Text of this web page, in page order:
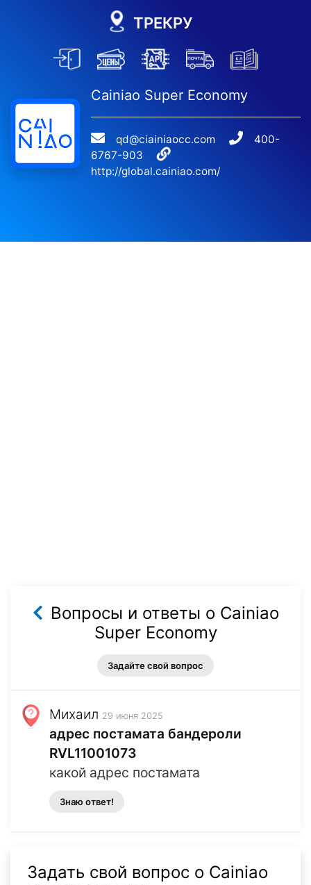
ТРЕКРУ
Cainiao Super Economy
qd@ciainiaocc.com
400-
6767-903
http://global.cainiao.com/
Вопросы и ответы о Cainiao
Super Economy
Задайте свой вопрос
Михаил 29 июня 2025
адрес постамата бандероли
RVL11001073
какой адрес постамата
Знаю ответ!
Задать свой вопрос о Cainiao